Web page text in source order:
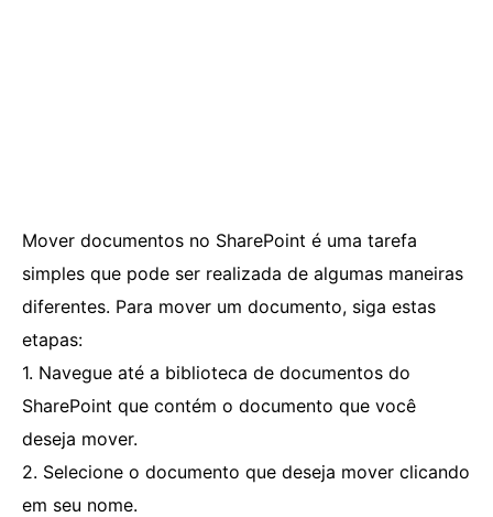
Mover documentos no SharePoint é uma tarefa
simples que pode ser realizada de algumas maneiras
diferentes. Para mover um documento, siga estas
etapas:
1. Navegue até a biblioteca de documentos do
SharePoint que contém o documento que você
deseja mover.
2. Selecione o documento que deseja mover clicando
em seu nome.